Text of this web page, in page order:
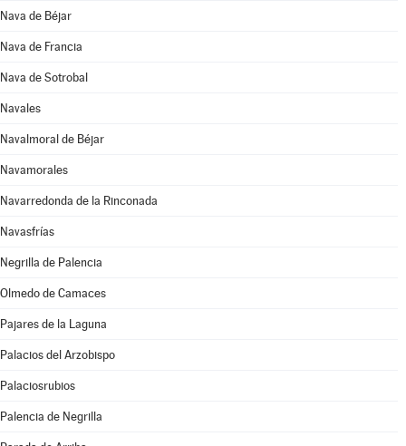
Nava de Béjar
Nava de Francia
Nava de Sotrobal
Navales
Navalmoral de Béjar
Navamorales
Navarredonda de la Rinconada
Navasfrías
Negrilla de Palencia
Olmedo de Camaces
Pajares de la Laguna
Palacios del Arzobispo
Palaciosrubios
Palencia de Negrilla